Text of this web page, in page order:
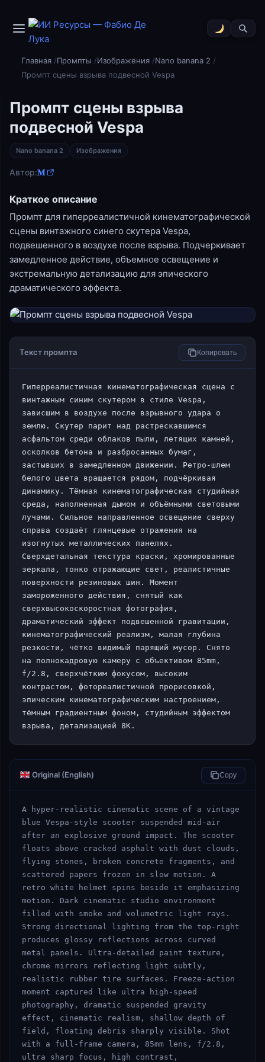
Главная Промпты Изображения
Nano banana 2
Промпт сцены взрыва подвесной Vespa
Промпт сцены взрыва
подвесной Vespa
Nano banana 2 Изображения
Автор:𝐌
Краткое описание
Промпт для гиперреалистичной кинематографической
сцены винтажного синего скутера Vespa,
подвешенного в воздухе после взрыва. Подчеркивает
замедленное действие, объемное освещение и
экстремальную детализацию для эпического
драматического эффекта.
Текст промпта Копировать
Гиперреалистичная кинематографическая сцена с
винтажным синим скутером в стиле Vespa,
зависшим в воздухе после взрывного удара о
землю. Скутер парит над растрескавшимся
асфальтом среди облаков пыли, летящих камней,
осколков бетона и разбросанных бумаг,
застывших в замедленном движении. Ретро-шлем
белого цвета вращается рядом, подчёркивая
динамику. Тёмная кинематографическая студийная
среда, наполненная дымом и объёмными световыми
лучами. Сильное направленное освещение сверху
справа создаёт глянцевые отражения на
изогнутых металлических панелях.
Сверхдетальная текстура краски, хромированные
зеркала, тонко отражающие свет, реалистичные
поверхности резиновых шин. Момент
замороженного действия, снятый как
сверхвысокоскоростная фотография,
драматический эффект подвешенной гравитации,
кинематографический реализм, малая глубина
резкости, чётко видимый парящий мусор. Снято
на полнокадровую камеру с объективом 85mm,
f/2.8, сверхчётким фокусом, высоким
контрастом, фотореалистичной прорисовкой,
эпическим кинематографическим настроением,
тёмным градиентным фоном, студийным эффектом
взрыва, детализацией 8K.
Original (English) Copy
A hyper-realistic cinematic scene of a vintage
blue Vespa-style scooter suspended mid-air
after an explosive ground impact. The scooter
floats above cracked asphalt with dust clouds,
flying stones, broken concrete fragments, and
scattered papers frozen in slow motion. A
retro white helmet spins beside it emphasizing
motion. Dark cinematic studio environment
filled with smoke and volumetric light rays.
Strong directional lighting from the top-right
produces glossy reflections across curved
metal panels. Ultra-detailed paint texture,
chrome mirrors reflecting light subtly,
realistic rubber tire surfaces. Freeze-action
moment captured like ultra high-speed
photography, dramatic suspended gravity
effect, cinematic realism, shallow depth of
field, floating debris sharply visible. Shot
with a full-frame camera, 85mm lens, f/2.8,
ultra sharp focus, high contrast,